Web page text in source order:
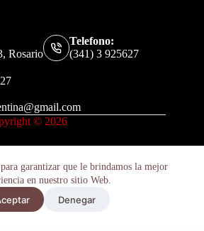
garantizar que le brindamos la mejor
en nuestro sitio Web.
Denegar
Rosario
Telefono:
(341) 3 925627
© 2026
Retenes Suspension Suzuki Gsx 600r W 1992-1993 X2u
Añadir al carrito